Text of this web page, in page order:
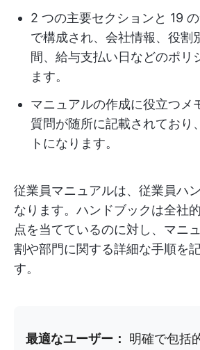
2 つの主要セクションと 19
で構成され、会社情報、役割
間、給与支払い日などのポリ
ます。
マニュアルの作成に役立つメ
質問が随所に記載されており
トになります。
従業員マニュアルは、従業員ハ
なります。ハンドブックは全社
点を当てているのに対し、マニ
割や部門に関する詳細な手順を
す。
最適なユーザー：
明確で包括